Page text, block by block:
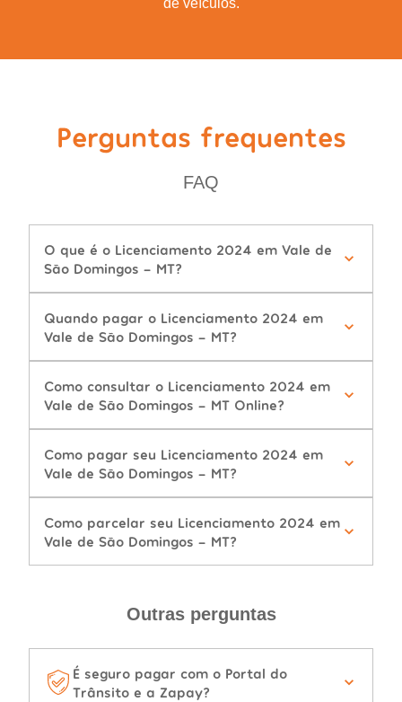
de veículos.
Perguntas frequentes
FAQ
O que é o Licenciamento 2024 em Vale de
São Domingos - MT?
Quando pagar o Licenciamento 2024 em
Vale de São Domingos - MT?
Como consultar o Licenciamento 2024 em
Vale de São Domingos - MT Online?
Como pagar seu Licenciamento 2024 em
Vale de São Domingos - MT?
Como parcelar seu Licenciamento 2024 em
Vale de São Domingos - MT?
Outras perguntas
É seguro pagar com o Portal do
Trânsito e a Zapay?